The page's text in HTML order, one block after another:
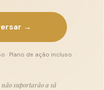
→
· Plano de ação incluso
suportarão a sã